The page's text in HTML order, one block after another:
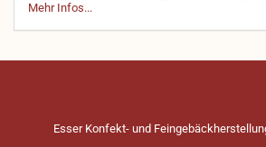
Mehr Infos...
Esser Konfekt- und